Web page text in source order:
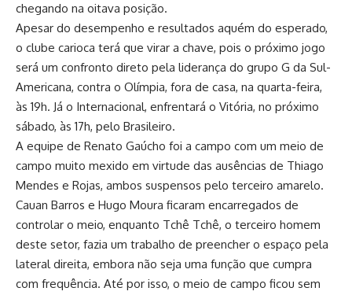
chegando na oitava posição.
Apesar do desempenho e resultados aquém do esperado,
o clube carioca terá que virar a chave, pois o próximo jogo
será um confronto direto pela liderança do grupo G da Sul-
Americana, contra o Olímpia, fora de casa, na quarta-feira,
às 19h. Já o Internacional, enfrentará o Vitória, no próximo
sábado, às 17h, pelo Brasileiro.
A equipe de Renato Gaúcho foi a campo com um meio de
campo muito mexido em virtude das ausências de Thiago
Mendes e Rojas, ambos suspensos pelo terceiro amarelo.
Cauan Barros e Hugo Moura ficaram encarregados de
controlar o meio, enquanto Tchê Tchê, o terceiro homem
deste setor, fazia um trabalho de preencher o espaço pela
lateral direita, embora não seja uma função que cumpra
com frequência. Até por isso, o meio de campo ficou sem